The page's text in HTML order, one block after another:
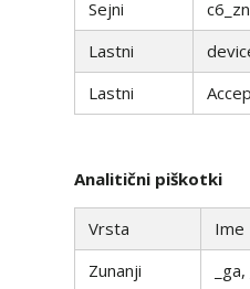
Sejni
Lastni
Lastni
Analitični piškotki
Vrsta Ime
Zunanji